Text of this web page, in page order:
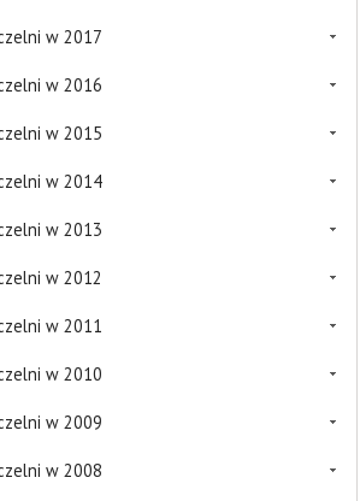
w 2017
w 2016
w 2015
w 2014
w 2013
w 2012
w 2011
w 2010
w 2009
w 2008